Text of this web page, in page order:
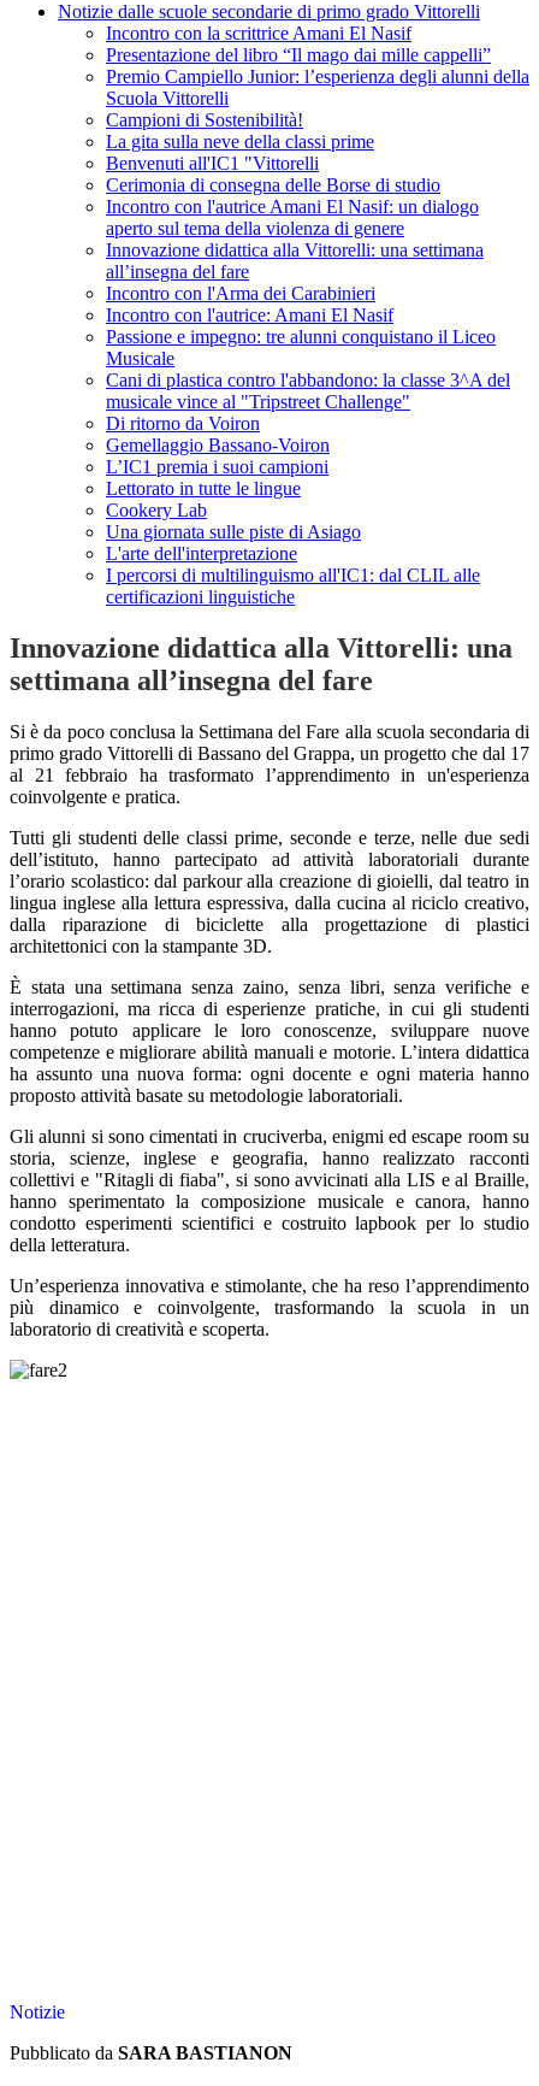
Notizie dalle scuole secondarie di primo grado Vittorelli
Incontro con la scrittrice Amani El Nasif
Presentazione del libro “Il mago dai mille cappelli”
Premio Campiello Junior: l’esperienza degli alunni della
Scuola Vittorelli
Campioni di Sostenibilità!
La gita sulla neve della classi prime
Benvenuti all'IC1 "Vittorelli
Cerimonia di consegna delle Borse di studio
Incontro con l'autrice Amani El Nasif: un dialogo
aperto sul tema della violenza di genere
Innovazione didattica alla Vittorelli: una settimana
all’insegna del fare
Incontro con l'Arma dei Carabinieri
Incontro con l'autrice: Amani El Nasif
Passione e impegno: tre alunni conquistano il Liceo
Musicale
Cani di plastica contro l'abbandono: la classe 3^A del
musicale vince al "Tripstreet Challenge"
Di ritorno da Voiron
Gemellaggio Bassano-Voiron
L’IC1 premia i suoi campioni
Lettorato in tutte le lingue
Cookery Lab
Una giornata sulle piste di Asiago
L'arte dell'interpretazione
I percorsi di multilinguismo all'IC1: dal CLIL alle
certificazioni linguistiche
Innovazione didattica alla Vittorelli: una
settimana all’insegna del fare
Si è da poco conclusa la Settimana del Fare alla scuola secondaria di
primo grado Vittorelli di Bassano del Grappa, un progetto che dal 17
al 21 febbraio ha trasformato l’apprendimento in un'esperienza
coinvolgente e pratica.
Tutti gli studenti delle classi prime, seconde e terze, nelle due sedi
dell’istituto, hanno partecipato ad attività laboratoriali durante
l’orario scolastico: dal parkour alla creazione di gioielli, dal teatro in
lingua inglese alla lettura espressiva, dalla cucina al riciclo creativo,
dalla riparazione di biciclette alla progettazione di plastici
architettonici con la stampante 3D.
È stata una settimana senza zaino, senza libri, senza verifiche e
interrogazioni, ma ricca di esperienze pratiche, in cui gli studenti
hanno potuto applicare le loro conoscenze, sviluppare nuove
competenze e migliorare abilità manuali e motorie. L’intera didattica
ha assunto una nuova forma: ogni docente e ogni materia hanno
proposto attività basate su metodologie laboratoriali.
Gli alunni si sono cimentati in cruciverba, enigmi ed escape room su
storia, scienze, inglese e geografia, hanno realizzato racconti
collettivi e "Ritagli di fiaba", si sono avvicinati alla LIS e al Braille,
hanno sperimentato la composizione musicale e canora, hanno
condotto esperimenti scientifici e costruito lapbook per lo studio
della letteratura.
Un’esperienza innovativa e stimolante, che ha reso l’apprendimento
più dinamico e coinvolgente, trasformando la scuola in un
laboratorio di creatività e scoperta.
Notizie
Pubblicato da SARA BASTIANON